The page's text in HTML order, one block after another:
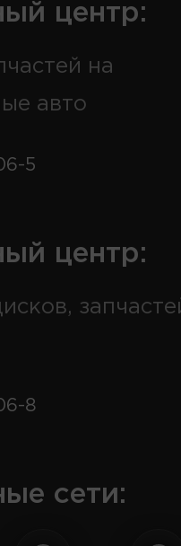
центр:
на
авто
5
центр:
8
сети: